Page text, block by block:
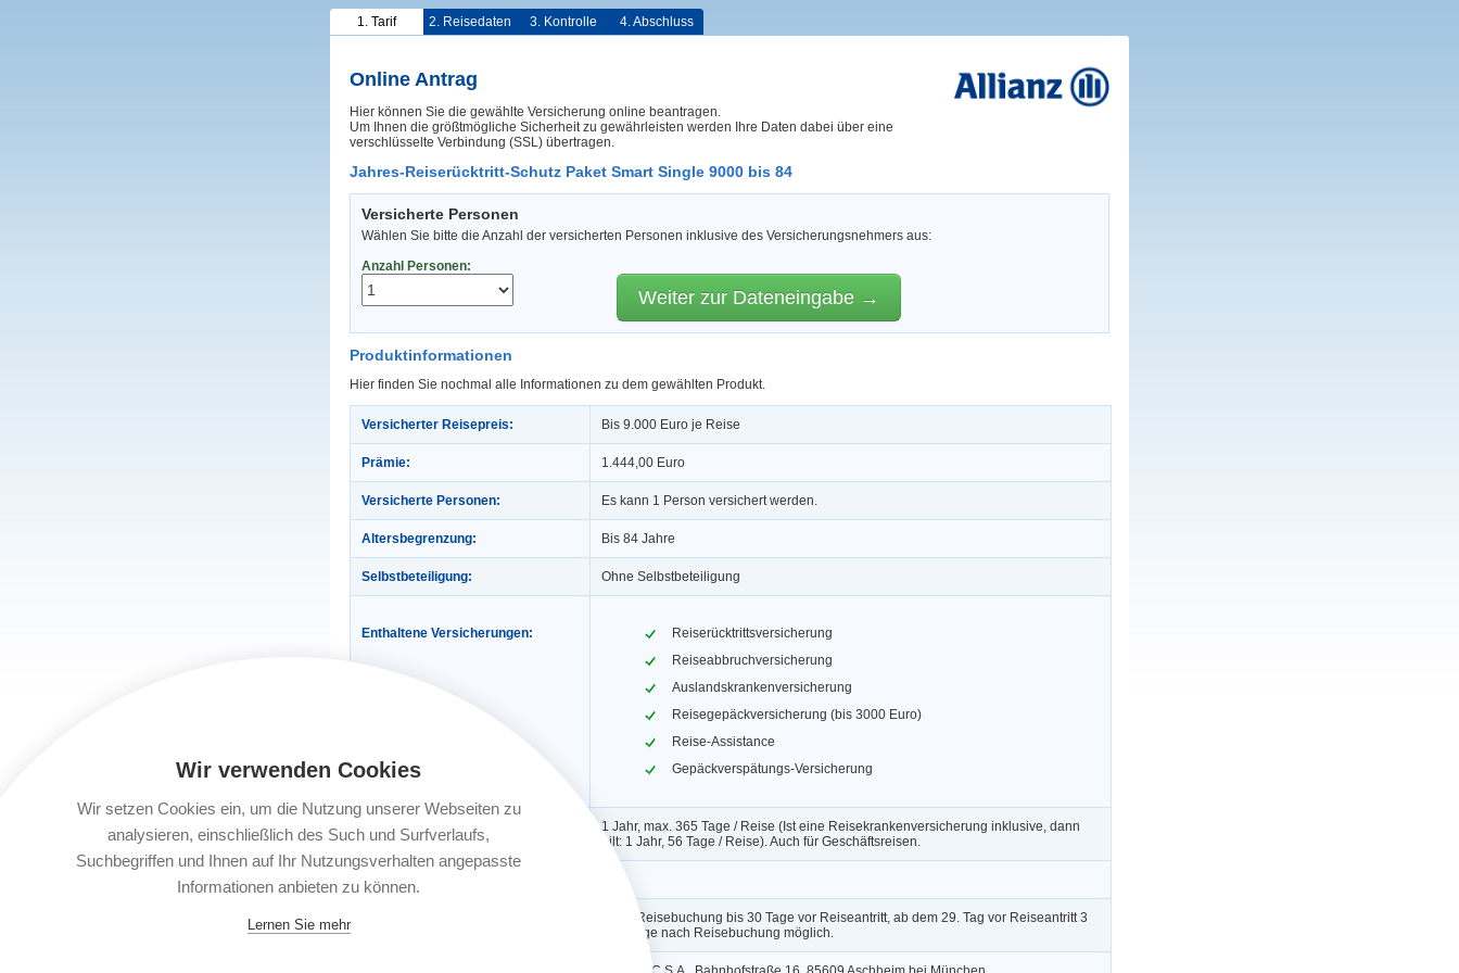
1. Tarif 2. Reisedaten 3. Kontrolle 4. Abschluss
Online Antrag
Hier können Sie die gewählte Versicherung online beantragen.
Um Ihnen die größtmögliche Sicherheit zu gewährleisten werden Ihre Daten dabei über eine
verschlüsselte Verbindung (SSL) übertragen.
Jahres-Reiserücktritt-Schutz Paket Smart Single 9000 bis 84
Versicherte Personen
Wählen Sie bitte die Anzahl der versicherten Personen inklusive des Versicherungsnehmers aus:
Anzahl Personen:
Weiter zur Dateneingabe →
Produktinformationen
Hier finden Sie nochmal alle Informationen zu dem gewählten Produkt.
Versicherter Reisepreis: Bis 9.000 Euro je Reise
Prämie: 1.444,00 Euro
Versicherte Personen: Es kann 1 Person versichert werden.
Altersbegrenzung: Bis 84 Jahre
Selbstbeteiligung: Ohne Selbstbeteiligung
Enthaltene Versicherungen:
Reiserücktrittsversicherung
Reiseabbruchversicherung
Auslandskrankenversicherung
Reisegepäckversicherung (bis 3000 Euro)
Reise-Assistance
Gepäckverspätungs-Versicherung
Gültigkeit:
1 Jahr, max. 365 Tage / Reise (Ist eine Reisekrankenversicherung inklusive, dann
gilt: 1 Jahr, 56 Tage / Reise). Auch für Geschäftsreisen.
Automatische Verlängerung:
Nach Reisebuchung bis 30 Tage vor Reiseantritt, ab dem 29. Tag vor Reiseantritt 3
Werktage nach Reisebuchung möglich.
Wir verwenden Cookies
Wir setzen Cookies ein, um die Nutzung unserer Webseiten zu
analysieren, einschließlich des Such und Surfverlaufs,
Suchbegriffen und Ihnen auf Ihr Nutzungsverhalten angepasste
Informationen anbieten zu können.
Lernen Sie mehr